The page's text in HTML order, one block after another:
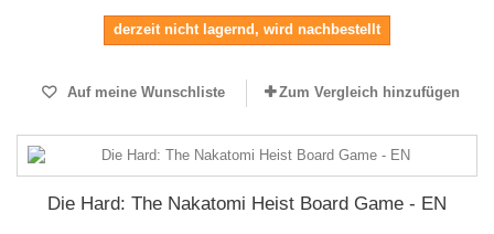
derzeit nicht lagernd, wird nachbestellt
Auf meine Wunschliste Zum Vergleich hinzufügen
Die Hard: The Nakatomi Heist Board Game - EN